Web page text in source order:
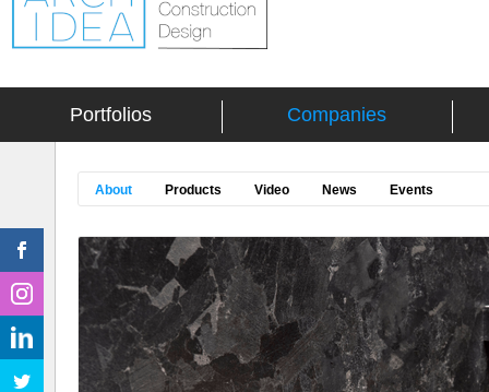
Portfolios Companies
About Products Video News Events